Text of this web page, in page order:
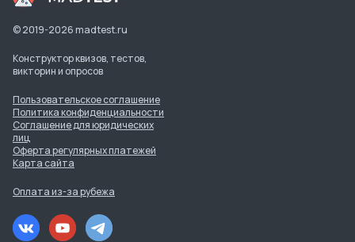
© 2019-2026madtest.ru
Конструктор квизов, тестов,
викторин и опросов
Пользовательское соглашение
Политика конфиденциальности
Соглашение для юридических
лиц
Оферта регулярных платежей
Карта сайта
Оплата из-за рубежа